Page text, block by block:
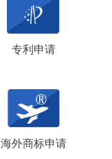
专利申请
海外商标申请